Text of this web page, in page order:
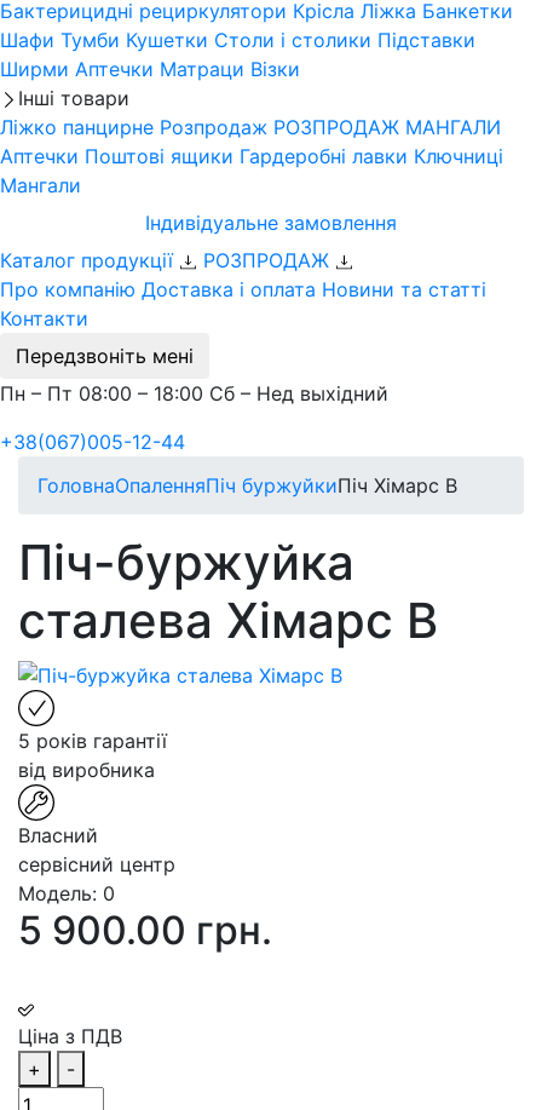
Бактерицидні рециркулятори Крісла Ліжка Банкетки
Шафи Тумби Кушетки Столи і столики Підставки
Ширми Аптечки Матраци Візки
Інші товари
Ліжко панцирне Розпродаж РОЗПРОДАЖ МАНГАЛИ
Аптечки Поштові ящики Гардеробні лавки Ключниці
Мангали
Індивідуальне замовлення
Каталог продукції
РОЗПРОДАЖ
Про компанію Доставка і оплата Новини та статті
Контакти
Передзвоніть мені
Пн – Пт 08:00 – 18:00 Сб – Нед выхідний
+38(067)005-12-44
ГоловнаОпаленняПіч буржуйкиПіч Хімарс В
Піч-буржуйка
сталева Хімарс В
5 років гарантії
від виробника
Власний
сервісний центр
Модель: 0
5 900.00 грн.
Ціна з ПДВ
+
-